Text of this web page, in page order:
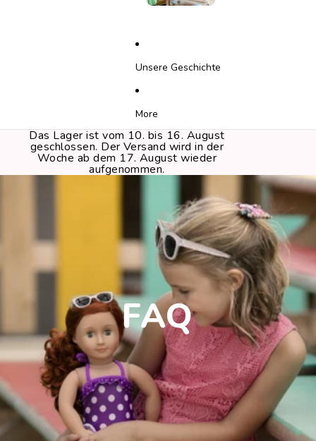
Unsere Geschichte
More
Das Lager ist vom 10. bis 16. August
geschlossen. Der Versand wird in der
Woche ab dem 17. August wieder
aufgenommen.
FAQ